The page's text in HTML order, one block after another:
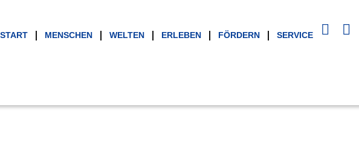
START MENSCHEN WELTEN ERLEBEN FÖRDERN SERVICE